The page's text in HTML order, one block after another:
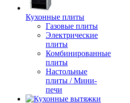
Кухонные плиты
Газовые плиты
Электрические
плиты
Комбинированные
плиты
Настольные
плиты / Мини-
печи